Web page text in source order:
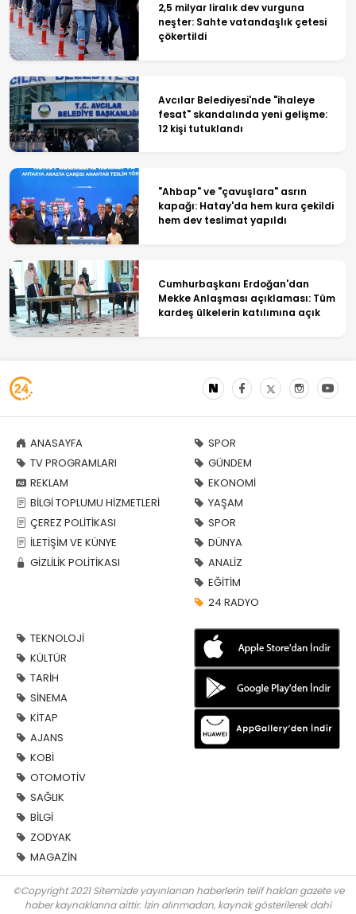
2,5 milyar liralık dev vurguna
neşter: Sahte vatandaşlık çetesi
çökertildi
Avcılar Belediyesi'nde "ihaleye
fesat" skandalında yeni gelişme:
12 kişi tutuklandı
"Ahbap" ve "çavuşlara" asrın
kapağı: Hatay'da hem kura çekildi
hem dev teslimat yapıldı
Cumhurbaşkanı Erdoğan'dan
Mekke Anlaşması açıklaması: Tüm
kardeş ülkelerin katılımına açık
ANASAYFA
TV PROGRAMLARI
REKLAM
BİLGİ TOPLUMU HİZMETLERİ
ÇEREZ POLİTİKASI
İLETİŞİM VE KÜNYE
GİZLİLİK POLİTİKASI
SPOR
GÜNDEM
EKONOMİ
YAŞAM
SPOR
DÜNYA
ANALİZ
EĞİTİM
24 RADYO
TEKNOLOJİ
KÜLTÜR
TARİH
SİNEMA
KİTAP
AJANS
KOBİ
OTOMOTİV
SAĞLIK
BİLGİ
ZODYAK
MAGAZİN
©Copyright 2021 Sitemizde yayınlanan haberlerin telif hakları gazete ve
haber kaynaklarına aittir. İzin alınmadan, kaynak gösterilerek dahi